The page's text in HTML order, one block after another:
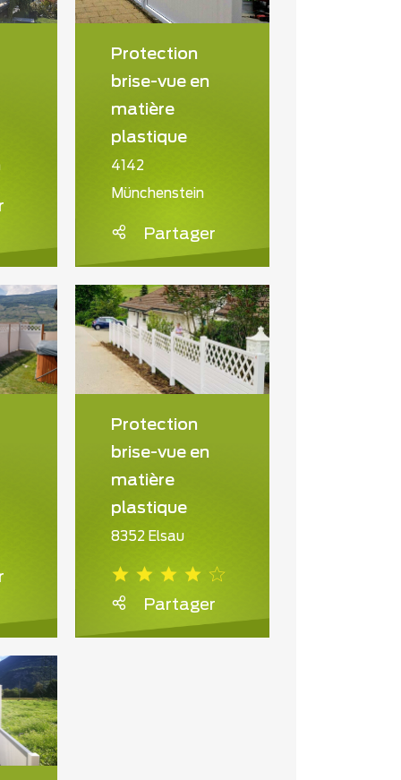
Protection
brise-vue en
matière
plastique
4142
Münchenstein
Partager
Protection
brise-vue en
matière
plastique
8352 Elsau
Partager